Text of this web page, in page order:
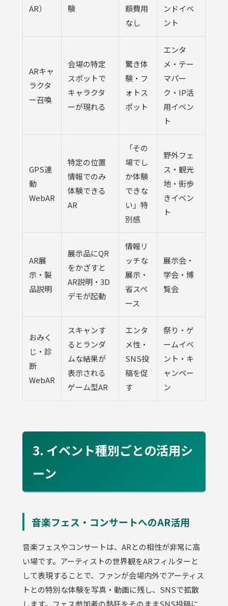
AR）
験
額費用
なし
ンドイベ
ント
ARキャ
ラクタ
ー召喚
会場の特定
スポットで
キャラクタ
ーが現れる
驚き体
験・フ
ォトス
ポット
エンタ
メ・テー
マパー
ク・IP活
用イベン
ト
GPS連
動
WebAR
特定の位置
情報でのみ
体験できる
AR
「その
場でし
か体験
できな
い」特
別感
野外フェ
ス・観光
地・街歩
きイベン
ト
AR展
示・製
品説明
展示品にQR
をかざすと
AR説明・3D
デモが起動
情報リ
ッチな
展示・
省スペ
ース
展示会・
学会・博
覧会
おみく
じ・診
断
WebAR
スキャンす
るとランダ
ムな結果が
表示される
ゲーム型AR
エンタ
メ性・
SNS投
稿を促
す
祭り・ゲ
ームイベ
ント・キ
ャンペー
ン
3. イベント種別ごとの活用シ
ーン
音楽フェス・コンサートへのAR活用
音楽フェスやコンサートは、ARとの相性が非常に高
い場です。アーティストの世界観をARフィルターと
して表現することで、ファンが会場内外でアーティス
トとの特別な体験を写真・動画に残し、SNSで拡散
します。フェス参加者の熱狂をそのままSNS投稿に